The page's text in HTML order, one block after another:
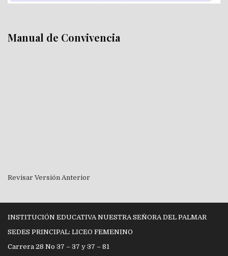
Manual de Convivencia
Revisar Versión Anterior
INSTITUCIÓN EDUCATIVA NUESTRA SEÑORA DEL PALMAR
SEDES PRINCIPAL: LICEO FEMENINO
Carrera 28 No 37 – 37 y 37 – 81